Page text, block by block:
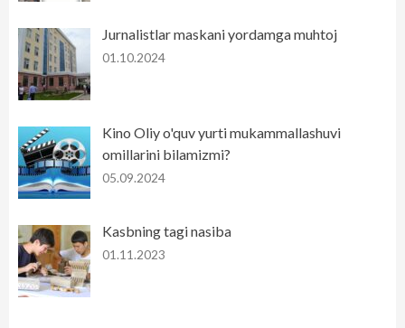
Jurnalistlar maskani yordamga muhtoj
01.10.2024
Kino Oliy o'quv yurti mukammallashuvi
omillarini bilamizmi?
05.09.2024
Kasbning tagi nasiba
01.11.2023